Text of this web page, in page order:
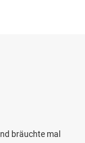
bräuchte mal